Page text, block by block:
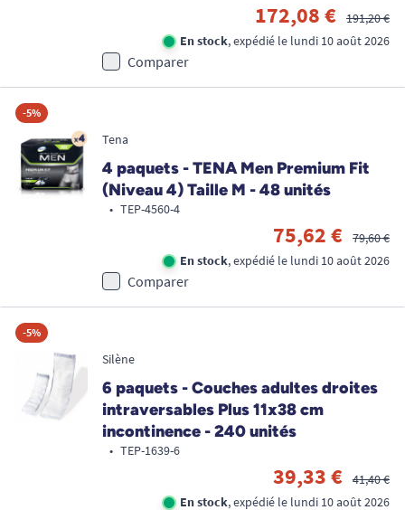
172,08 €
191,20 €
En stock, expédié le lundi 10 août 2026
Comparer
-5%
Tena
4 paquets - TENA Men Premium Fit
(Niveau 4) Taille M - 48 unités
• TEP-4560-4
75,62 €
79,60 €
En stock, expédié le lundi 10 août 2026
Comparer
-5%
Silène
6 paquets - Couches adultes droites
intraversables Plus 11x38 cm
incontinence - 240 unités
• TEP-1639-6
39,33 €
41,40 €
En stock, expédié le lundi 10 août 2026